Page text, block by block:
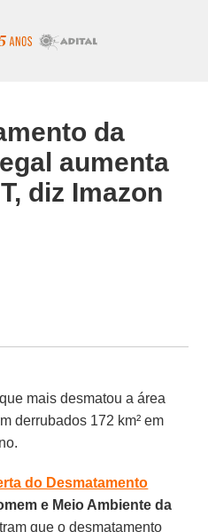
da
aumenta
diz Imazon
mais desmatou a área
derrubados 172 km² em
do Desmatamento
e Meio Ambiente da
que o desmatamento